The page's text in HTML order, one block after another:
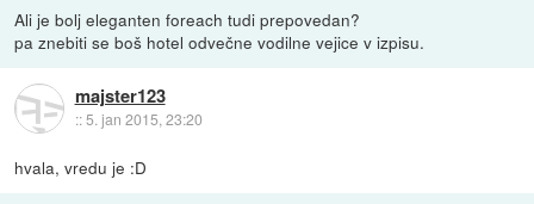
Ali je bolj eleganten foreach tudi prepovedan?
pa znebiti se boš hotel odvečne vodilne vejice v izpisu.
majster123
::5. jan 2015, 23:20
hvala, vredu je :D